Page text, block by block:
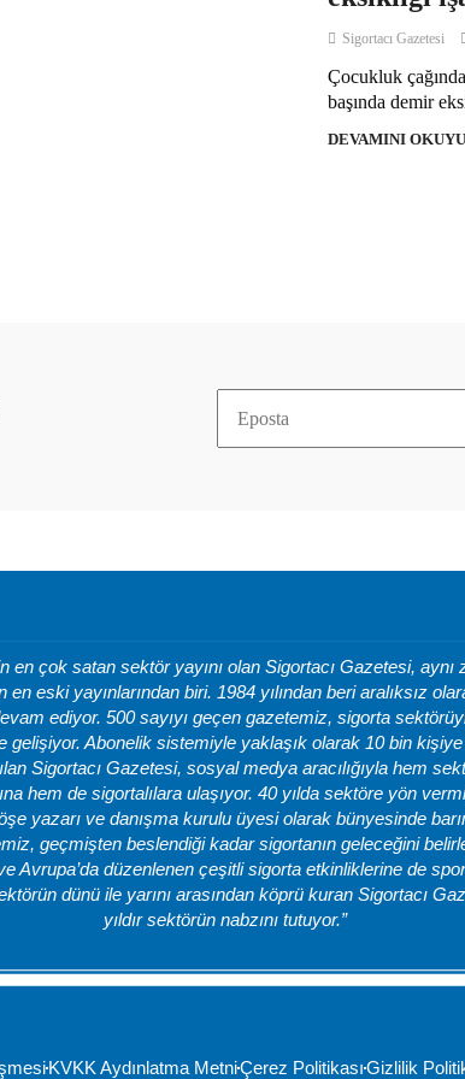
Sigortacı Gazetesi
Çocukluk
başında demir
DEVAMINI
en çok satan sektör yayını olan Sigortacı Gazetesi, aynı
en eski yayınlarından biri. 1984 yılından beri aralıksız
ediyor. 500 sayıyı geçen gazetemiz, sigorta
gelişiyor. Abonelik sistemiyle yaklaşık olarak 10 bin kişiye
Sigortacı Gazetesi, sosyal medya aracılığıyla hem
hem de sigortalılara ulaşıyor. 40 yılda sektöre yön
yazarı ve danışma kurulu üyesi olarak bünyesinde
geçmişten beslendiği kadar sigortanın geleceğini
Avrupa’da düzenlenen çeşitli sigorta etkinliklerine de
dünü ile yarını arasından köprü kuran Sigortacı
yıldır sektörün nabzını tutuyor.”
KVKK Aydınlatma MetniÇerez PolitikasıGizlilik